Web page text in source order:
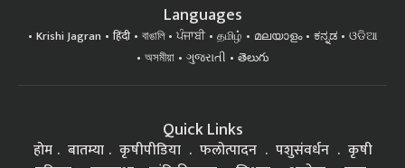
Languages
Krishi Jagran हिंदी বাঙালি ਪੰਜਾਬੀ தமிழ் മലയാളം ಕನ್ನಡ
ଓଡିଆ
অসমীয়া
ગુજરાતી తెలుగు
Quick Links
होम बातम्या कृषीपीडिया फलोत्पादन पशुसंवर्धन
कृषी